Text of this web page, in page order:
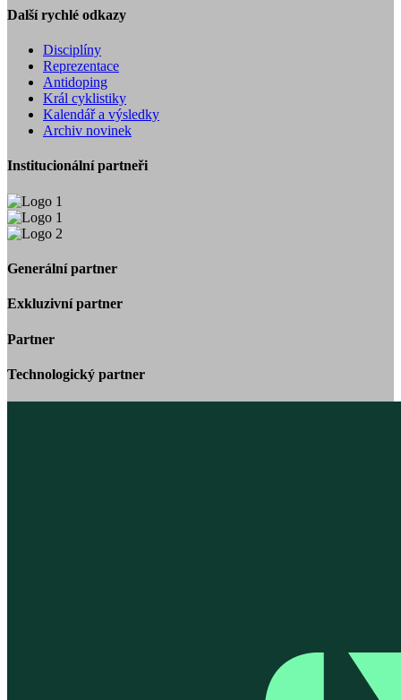
Další rychlé odkazy
Disciplíny
Reprezentace
Antidoping
Král cyklistiky
Kalendář a výsledky
Archiv novinek
Institucionální partneři
Generální partner
Exkluzivní partner
Partner
Technologický partner